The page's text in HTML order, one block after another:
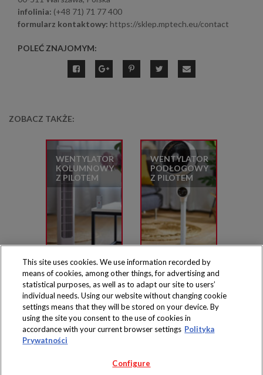
infolinia: (+48 71) 71 77 400
formularz kontaktowy: https://sklep.mptech.eu/contact
POLEĆ ZNAJOMYM:
ZOBACZ TAKŻE:
WENTYLATOR
KOLUMNOWY
Z PILOTEM
WENTYLATOR
PODŁOGOWY
Z PILOTEM
Produkty dostępne
wyłącznie w sklepach
This site uses cookies. We use information recorded by
means of cookies, among other things, for advertising and
statistical purposes, as well as to adapt our site to users’
individual needs. Using our website without changing cookie
settings means that they will be stored on your device. By
using the site you consent to the use of cookies in
accordance with your current browser settings Polityka
Prywatności
Configure